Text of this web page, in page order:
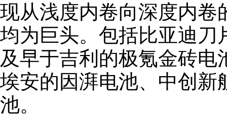
现从浅度内卷向深度内卷
均为巨头。包括比亚迪刀
及早于吉利的极氪金砖
埃安的因湃电池、中创新
池。